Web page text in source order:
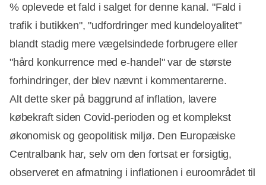
% oplevede et fald i salget for denne kanal. "Fald i
trafik i butikken", "udfordringer med kundeloyalitet"
blandt stadig mere vægelsindede forbrugere eller
"hård konkurrence med e-handel" var de største
forhindringer, der blev nævnt i kommentarerne.
Alt dette sker på baggrund af inflation, lavere
købekraft siden Covid-perioden og et komplekst
økonomisk og geopolitisk miljø. Den Europæiske
Centralbank har, selv om den fortsat er forsigtig,
observeret en afmatning i inflationen i euroområdet til